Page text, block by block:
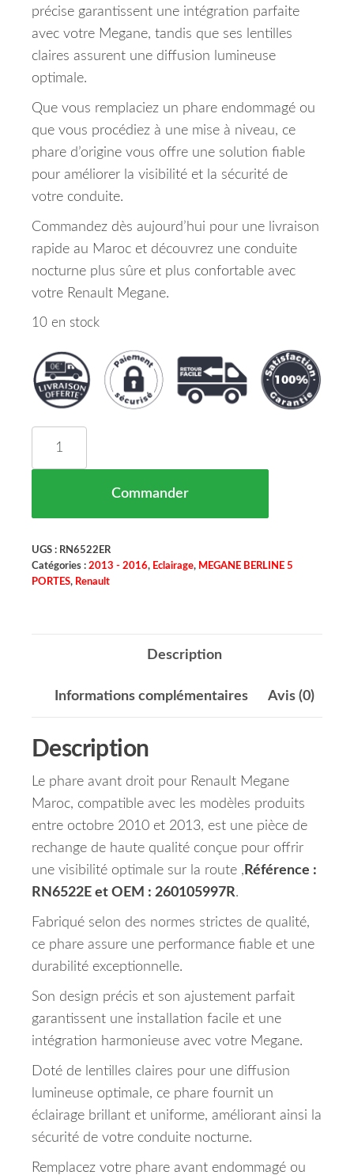
précise garantissent une intégration parfaite
avec votre Megane, tandis que ses lentilles
claires assurent une diffusion lumineuse
optimale.
Que vous remplaciez un phare endommagé ou
que vous procédiez à une mise à niveau, ce
phare d’origine vous offre une solution fiable
pour améliorer la visibilité et la sécurité de
votre conduite.
Commandez dès aujourd’hui pour une livraison
rapide au Maroc et découvrez une conduite
nocturne plus sûre et plus confortable avec
votre Renault Megane.
10 en stock
Commander
UGS : RN6522ER
Catégories : 2013 - 2016, Eclairage, MEGANE BERLINE 5
PORTES, Renault
Description
Informations complémentaires Avis (0)
Description
Le phare avant droit pour Renault Megane
Maroc, compatible avec les modèles produits
entre octobre 2010 et 2013, est une pièce de
rechange de haute qualité conçue pour offrir
une visibilité optimale sur la route , Référence :
RN6522E et OEM : 260105997R.
Fabriqué selon des normes strictes de qualité,
ce phare assure une performance fiable et une
durabilité exceptionnelle.
Son design précis et son ajustement parfait
garantissent une installation facile et une
intégration harmonieuse avec votre Megane.
Doté de lentilles claires pour une diffusion
lumineuse optimale, ce phare fournit un
éclairage brillant et uniforme, améliorant ainsi la
sécurité de votre conduite nocturne.
Remplacez votre phare avant endommagé ou